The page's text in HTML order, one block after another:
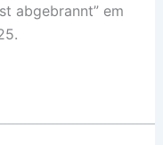
abgebrannt” em